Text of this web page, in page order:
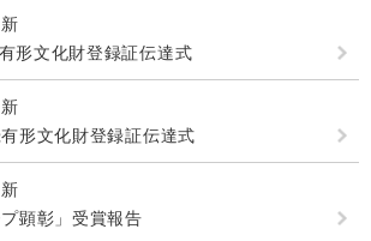
形文化財登録証伝達式
形文化財登録証伝達式
顕彰」受賞報告